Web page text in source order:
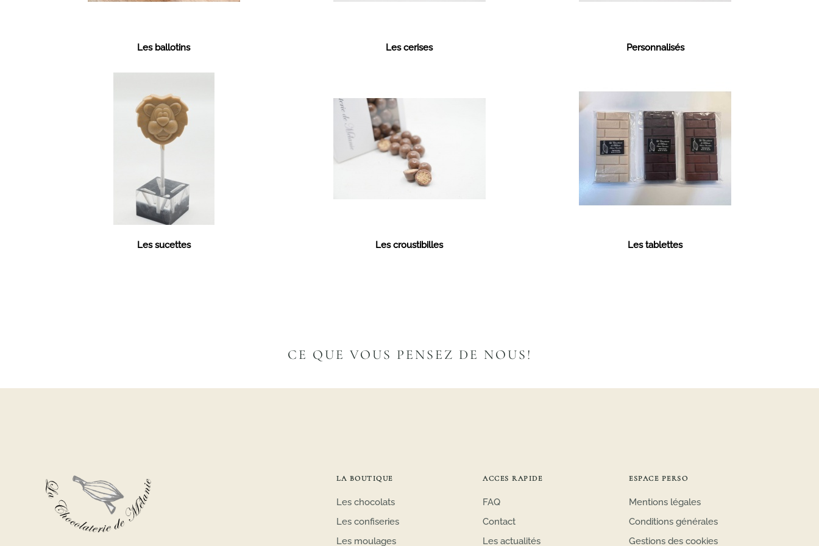
Les ballotins Les cerises Personnalisés
Les sucettes Les croustibilles Les tablettes
CE QUE VOUS PENSEZ DE NOUS!
LA BOUTIQUE
Les chocolats
Les confiseries
Les moulages
ACCES RAPIDE
FAQ
Contact
Les actualités
ESPACE PERSO
Mentions légales
Conditions générales
Gestions des cookies